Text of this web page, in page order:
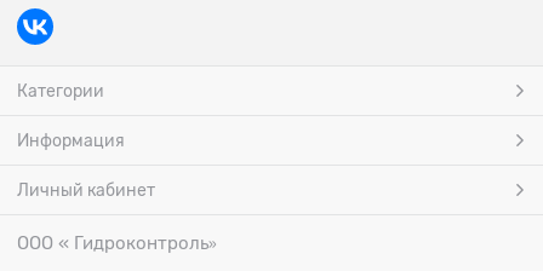
Категории
Информация
Личный кабинет
ООО « Гидроконтроль»